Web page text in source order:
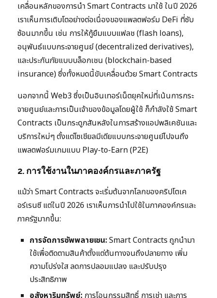
เคลื่อนหลักของการนำ Smart Contracts มาใช้ ในปี 2026
เราเห็นการเติบโตอย่างต่อเนื่องของแพลตฟอร์ม DeFi ที่ซับ
ซ้อนมากขึ้น เช่น การให้กู้ยืมแบบแฟลช (flash loans),
อนุพันธ์แบบกระจายศูนย์ (decentralized derivatives),
และประกันภัยแบบบล็อกเชน (blockchain-based
insurance) ซึ่งทั้งหมดนี้ขับเคลื่อนด้วย Smart Contracts
นอกจากนี้ Web3 ซึ่งเป็นอินเทอร์เน็ตยุคใหม่ที่เน้นการกระ
จายศูนย์และการเป็นเจ้าของข้อมูลโดยผู้ใช้ ก็กำลังใช้ Smart
Contracts เป็นกระดูกสันหลังในการสร้างแอปพลิเคชันและ
บริการใหม่ๆ ตั้งแต่โซเชียลมีเดียแบบกระจายศูนย์ไปจนถึง
แพลตฟอร์มเกมแบบ Play-to-Earn (P2E)
2. การใช้งานในภาคองค์กรและภาครัฐ
แม้ว่า Smart Contracts จะเริ่มต้นจากโลกของคริปโตเค
อร์เรนซี แต่ในปี 2026 เราเห็นการนำไปใช้ในภาคองค์กรและ
ภาครัฐมากขึ้น:
การจัดการซัพพลายเชน:Smart Contracts ถูกนำมา
ใช้เพื่อติดตามสินค้าตั้งแต่ต้นทางจนถึงปลายทาง เพิ่ม
ความโปร่งใส ลดการปลอมแปลง และปรับปรุง
ประสิทธิภาพ
อสังหาริมทรัพย์: การโอนกรรมสิทธิ์ การเช่า และการ